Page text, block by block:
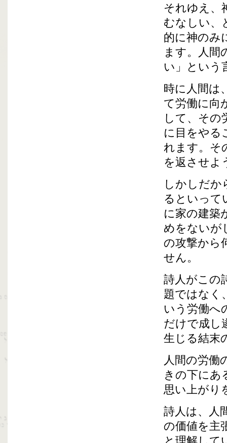
それゆえ、
むなしい、
的に神のみ
ます。人間
い」という
時に人間は
て労働に向
して、その
に目をやる
れます。そ
を返させよ
しかしだか
るといって
に家の建築
めをないが
の攻撃から
せん。
詩人がこの
題ではなく
いう労働へ
だけで成し
生じる結末
人間の労働
きの下にあ
思い上がり
詩人は、人
の価値を主